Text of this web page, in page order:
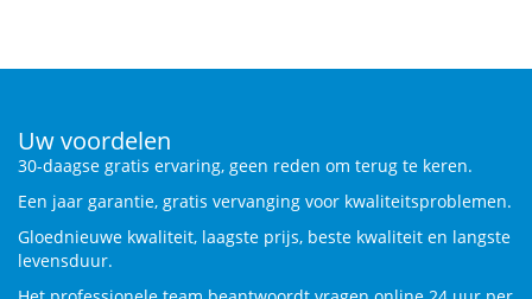
Uw voordelen
30-daagse gratis ervaring, geen reden om terug te keren.
Een jaar garantie, gratis vervanging voor kwaliteitsproblemen.
Gloednieuwe kwaliteit, laagste prijs, beste kwaliteit en langste
levensduur.